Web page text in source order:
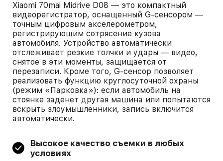
Xiaomi 70mai Midrive D08 — это компактный
видеорегистратор, оснащенный G-сенсором —
точным цифровым акселерометром,
регистрирующим сотрясение кузова
автомобиля. Устройство автоматически
отслеживает резкие толчки и удары — видео,
снятое в эти моменты, защищается от
перезаписи. Кроме того, G-сенсор позволяет
реализовать функцию круглосуточной охраны
(режим «Парковка»): если автомобиль на
стоянке заденет другая машина или попытаются
вскрыть злоумышленники, запись включится
автоматически.
Высокое качество съемки в любых
условиях